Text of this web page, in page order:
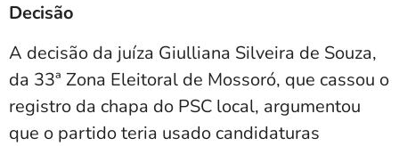
Decisão
A decisão da juíza Giulliana Silveira de Souza,
da 33ª Zona Eleitoral de Mossoró, que cassou o
registro da chapa do PSC local, argumentou
que o partido teria usado candidaturas